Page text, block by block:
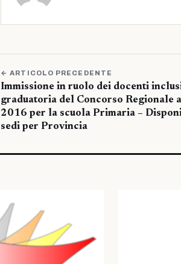
← ARTICOLO PRECEDENTE
Immissione in ruolo dei docenti
graduatoria del Concorso Regionale
2016 per la scuola Primaria –
sedi per Provincia